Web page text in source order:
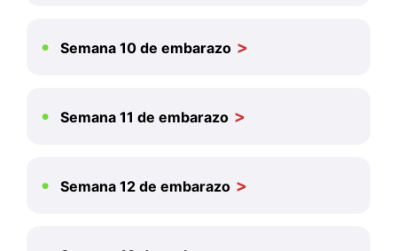
Semana 10 de embarazo
Semana 11 de embarazo
Semana 12 de embarazo